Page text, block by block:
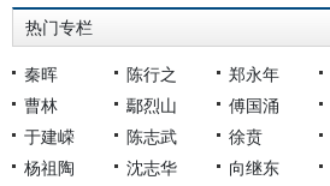
热门专栏
秦晖 陈行之 郑永年
曹林
鄢烈山 傅国涌
于建嵘
陈志武 徐贲
杨祖陶
沈志华 向继东